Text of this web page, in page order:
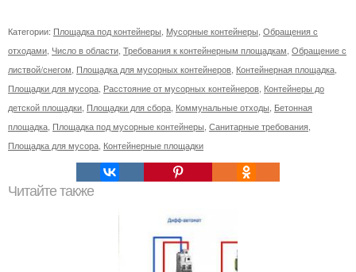
Категории: Площадка под контейнеры Мусорные контейнеры Обращения с
отходами Число в области Требования к контейнерным площадкам Обращение с
листвой/снегом Площадка для мусорных контейнеров Контейнерная площадка
Площадки для мусора Расстояние от мусорных контейнеров Контейнеры до
детской площадки Площадки для сбора Коммунальные отходы Бетонная
площадка Площадка под мусорные контейнеры Санитарные требования
Площадка для мусора Контейнерные площадки
Читайте также